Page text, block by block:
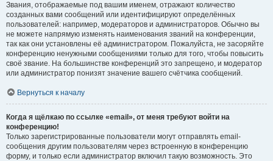
Звания, отображаемые под вашим именем, отражают количество
созданных вами сообщений или идентифицируют определённых
пользователей: например, модераторов и администраторов. Обычно вы
не можете напрямую изменять наименования званий на конференции,
так как они установлены её администратором. Пожалуйста, не засоряйте
конференцию ненужными сообщениями только для того, чтобы повысить
своё звание. На большинстве конференций это запрещено, и модератор
или администратор понизят значение вашего счётчика сообщений.
Вернуться к началу
Когда я щёлкаю по ссылке «email», от меня требуют войти на
конференцию!
Только зарегистрированные пользователи могут отправлять email-
сообщения другим пользователям через встроенную в конференцию
форму, и только если администратор включил такую возможность. Это